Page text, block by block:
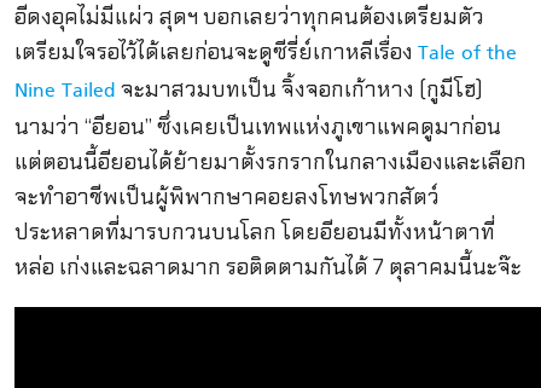
อีดงอุคไม่มีแผ่ว สุดฯ บอกเลยว่าทุกคนต้องเตรียมตัว
เตรียมใจรอไว้ได้เลยก่อนจะดูซีรี่ย์เกาหลีเรื่อง Tale of the
Nine Tailed จะมาสวมบทเป็น จิ้งจอกเก้าหาง (กูมีโฮ)
นามว่า “อียอน” ซึ่งเคยเป็นเทพแห่งภูเขาแพคดูมาก่อน
แต่ตอนนี้อียอนได้ย้ายมาตั้งรกรากในกลางเมืองและเลือก
จะทำอาชีพเป็นผู้พิพากษาคอยลงโทษพวกสัตว์
ประหลาดที่มารบกวนบนโลก โดยอียอนมีทั้งหน้าตาที่
หล่อ เก่งและฉลาดมาก รอติดตามกันได้ 7 ตุลาคมนี้นะจ๊ะ